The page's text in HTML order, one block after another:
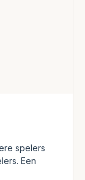
spelers
Een